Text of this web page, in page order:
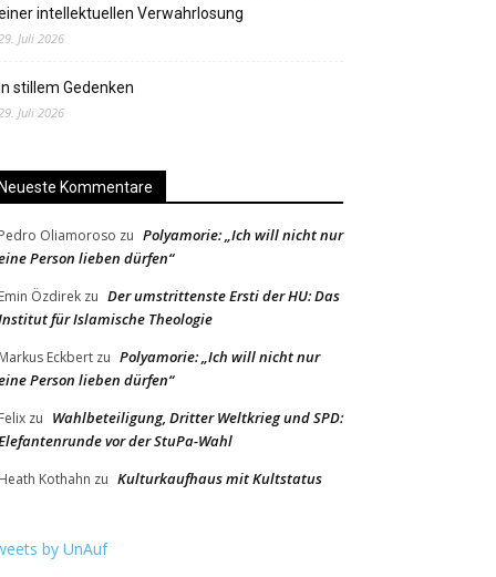
intellektuellen Verwahrlosung
Juli 2026
stillem Gedenken
Juli 2026
Kommentare
Oliamoroso zu Polyamorie: „Ich will nicht nur
Person lieben dürfen“
Özdirek zu Der umstrittenste Ersti der HU: Das
für Islamische Theologie
Eckbert zu Polyamorie: „Ich will nicht nur
Person lieben dürfen“
zu Wahlbeteiligung, Dritter Weltkrieg und SPD:
vor der StuPa-Wahl
Kothahn zu Kulturkaufhaus mit Kultstatus
by UnAuf